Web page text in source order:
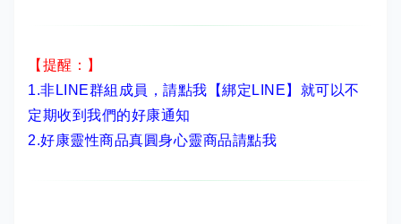
【提醒：】
1.非LINE群組成員， 請點我【綁定LINE】 就可以不
定期收到我們的好康通知
2.好康靈性商品真圓身心靈商品請點我